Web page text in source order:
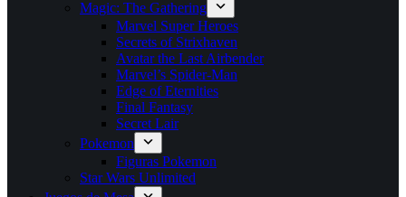
Magic: The Gathering
Marvel Super Heroes
Secrets of Strixhaven
Avatar the Last Airbender
Marvel’s Spider-Man
Edge of Eternities
Final Fantasy
Secret Lair
Pokemon
Figuras Pokemon
Star Wars Unlimited